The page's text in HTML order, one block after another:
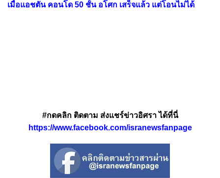
เมื่อแอชตัน คอนโด 50 ชั้น อโศก เสร็จแล้ว แต่โอนไม่ได้
#กดคลิก ติดตาม ส่งแชร์ข่าวอิศรา ได้ที่นี่
https://www.facebook.com/isranewsfanpage